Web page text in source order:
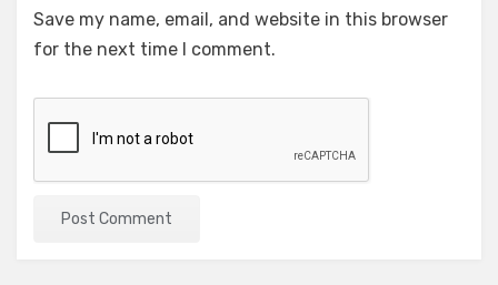
Save my name, email, and website in this browser
for the next time I comment.